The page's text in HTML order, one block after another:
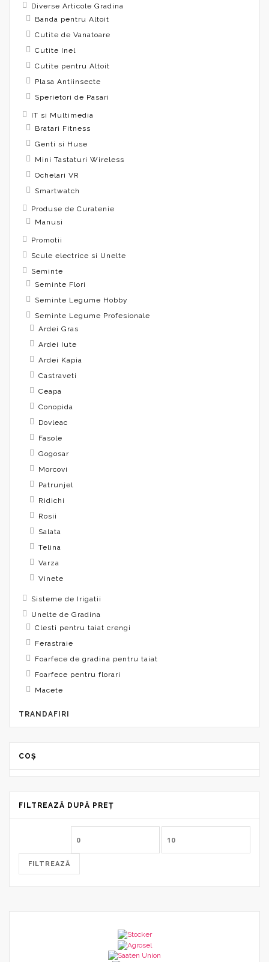
Diverse Articole Gradina
Banda pentru Altoit
Cutite de Vanatoare
Cutite Inel
Cutite pentru Altoit
Plasa Antiinsecte
Sperietori de Pasari
IT si Multimedia
Bratari Fitness
Genti si Huse
Mini Tastaturi Wireless
Ochelari VR
Smartwatch
Produse de Curatenie
Manusi
Promotii
Scule electrice si Unelte
Seminte
Seminte Flori
Seminte Legume Hobby
Seminte Legume Profesionale
Ardei Gras
Ardei Iute
Ardei Kapia
Castraveti
Ceapa
Conopida
Dovleac
Fasole
Gogosar
Morcovi
Patrunjel
Ridichi
Rosii
Salata
Telina
Varza
Vinete
Sisteme de Irigatii
Unelte de Gradina
Clesti pentru taiat crengi
Ferastraie
Foarfece de gradina pentru taiat
Foarfece pentru florari
Macete
TRANDAFIRI
COȘ
FILTREAZĂ DUPĂ PREȚ
FILTREAZĂ